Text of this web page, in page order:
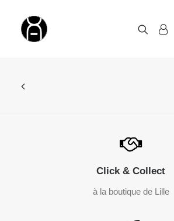
Click & Collect
à la boutique de Lille